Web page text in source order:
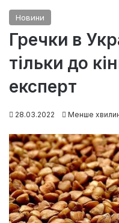
Новини
Гречки в
тільки до
експерт
28.03.2022 Менше